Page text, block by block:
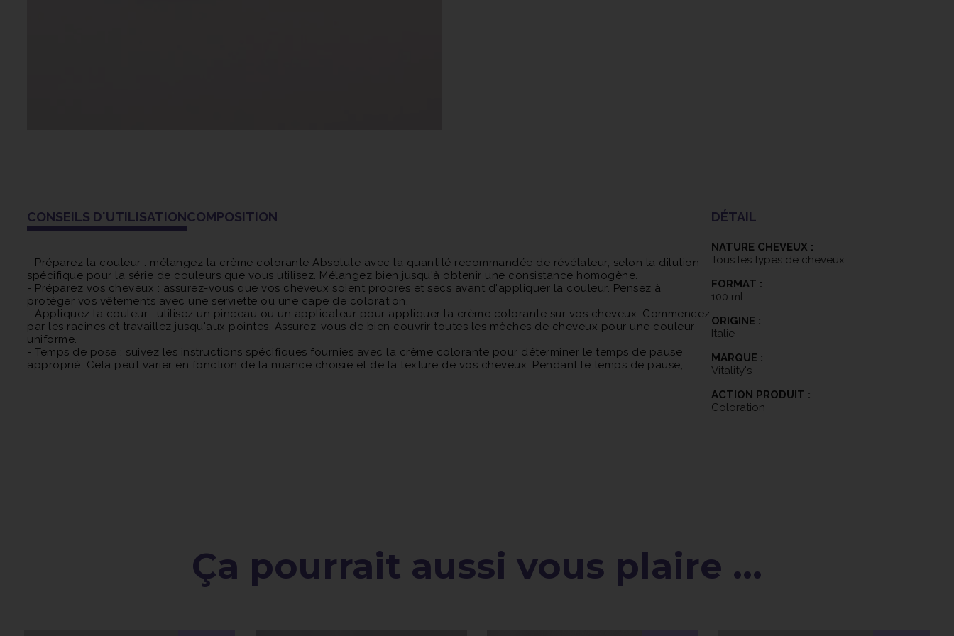
CONSEILS D'UTILISATIONCOMPOSITION
- Préparez la couleur : mélangez la crème colorante Absolute avec la quantité recommandée de révélateur, selon la dilution
spécifique pour la série de couleurs que vous utilisez. Mélangez bien jusqu'à obtenir une consistance homogène.
- Préparez vos cheveux : assurez-vous que vos cheveux soient propres et secs avant d'appliquer la couleur. Pensez à
protéger vos vêtements avec une serviette ou une cape de coloration.
- Appliquez la couleur : utilisez un pinceau ou un applicateur pour appliquer la crème colorante sur vos cheveux. Commencez
par les racines et travaillez jusqu'aux pointes. Assurez-vous de bien couvrir toutes les mèches de cheveux pour une couleur
uniforme.
- Temps de pose : suivez les instructions spécifiques fournies avec la crème colorante pour déterminer le temps de pause
approprié. Cela peut varier en fonction de la nuance choisie et de la texture de vos cheveux. Pendant le temps de pause,
DÉTAIL
NATURE CHEVEUX :
Tous les types de cheveux
FORMAT :
100 mL
ORIGINE :
Italie
MARQUE :
Vitality's
ACTION PRODUIT :
Coloration
Ça pourrait aussi vous plaire ...